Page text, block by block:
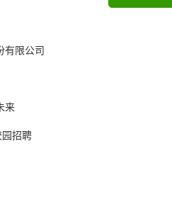
有限公司
来
园招聘